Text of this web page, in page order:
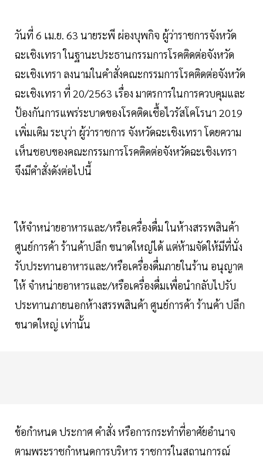
วันที่ 6 เม.ย. 63 นายระพี ผ่องบุพกิจ ผู้ว่าราชการจังหวัด
ฉะเชิงเทรา ในฐานะประธานกรรมการโรคติดต่อจังหวัด
ฉะเชิงเทรา ลงนามในคําสั่งคณะกรรมการโรคติดต่อจังหวัด
ฉะเชิงเทรา ที่ 20/2563 เรื่อง มาตรการในการควบคุมและ
ป้องกันการแพร่ระบาดของโรคติดเชื้อไวรัสโคโรนา 2019
เพิ่มเติม ระบุว่า ผู้ว่าราชการ จังหวัดฉะเชิงเทรา โดยความ
เห็นชอบของคณะกรรมการโรคติดต่อจังหวัดฉะเชิงเทรา
จึงมีคําสั่งดังต่อไปนี้
ให้จําหน่ายอาหารและ/หรือเครื่องดื่ม ในห้างสรรพสินค้า
ศูนย์การค้า ร้านค้าปลีก ขนาดใหญ่ได้ แต่ห้ามจัดให้มีที่นั่ง
รับประทานอาหารและ/หรือเครื่องดื่มภายในร้าน อนุญาต
ให้ จําหน่ายอาหารและ/หรือเครื่องดื่มเพื่อนํากลับไปรับ
ประทานภายนอกห้างสรรพสินค้า ศูนย์การค้า ร้านค้า ปลีก
ขนาดใหญ่ เท่านั้น
ข้อกําหนด ประกาศ คําสั่ง หรือการกระทําที่อาศัยอํานาจ
ตามพระราชกําหนดการบริหาร ราชการในสถานการณ์